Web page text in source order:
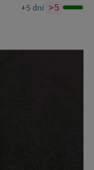
+5 dni >5